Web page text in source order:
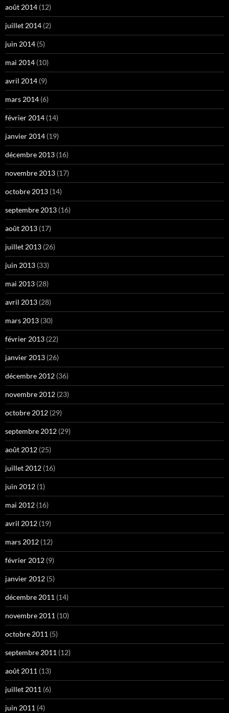
août 2014 (12)
juillet 2014 (2)
juin 2014 (5)
mai 2014 (10)
avril 2014 (9)
mars 2014 (6)
février 2014 (14)
janvier 2014 (19)
décembre 2013 (16)
novembre 2013 (17)
octobre 2013 (14)
septembre 2013 (16)
août 2013 (17)
juillet 2013 (26)
juin 2013 (33)
mai 2013 (28)
avril 2013 (28)
mars 2013 (30)
février 2013 (22)
janvier 2013 (26)
décembre 2012 (36)
novembre 2012 (23)
octobre 2012 (29)
septembre 2012 (29)
août 2012 (25)
juillet 2012 (16)
juin 2012 (1)
mai 2012 (16)
avril 2012 (19)
mars 2012 (12)
février 2012 (9)
janvier 2012 (5)
décembre 2011 (14)
novembre 2011 (10)
octobre 2011 (5)
septembre 2011 (12)
août 2011 (13)
juillet 2011 (6)
juin 2011 (4)